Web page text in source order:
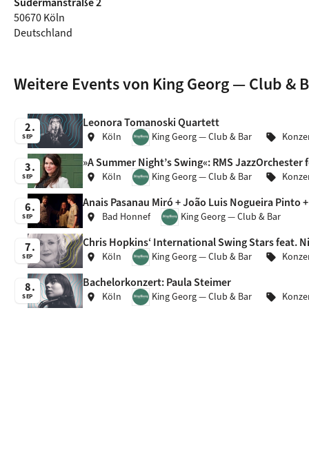
50670 Köln
Deutschland
Weitere Events von King Georg — Club &
2
SEP
Leonora Tomanoski Quartett
location_on Köln King Georg — Club & Bar sell
3
SEP
»A Summer Night’s Swing«: RMS
location_on Köln King Georg — Club & Bar sell
6
SEP
Anais Pasanau Miró + João Luis Nogueira Pinto
location_on Bad Honnef King Georg — Club & Bar
7
SEP
Chris Hopkins‘ International Swing Stars feat.
location_on Köln King Georg — Club & Bar sell
8
SEP
Bachelorkonzert: Paula Steimer
location_on Köln King Georg — Club & Bar sell